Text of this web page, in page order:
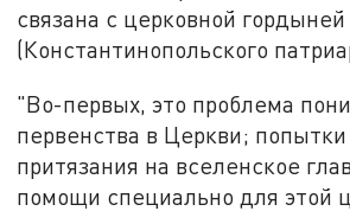
связана с церковной
(Константинопольского
"Во-первых, это проблема
первенства в Церкви; попытки
притязания на вселенское
помощи специально для этой